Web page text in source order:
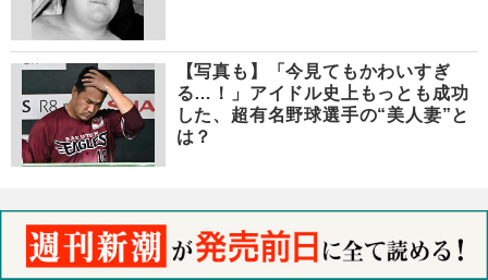
【写真も】「今見てもかわいすぎ
る…！」アイドル史上もっとも成功
した、超有名野球選手の“美人妻”と
は？